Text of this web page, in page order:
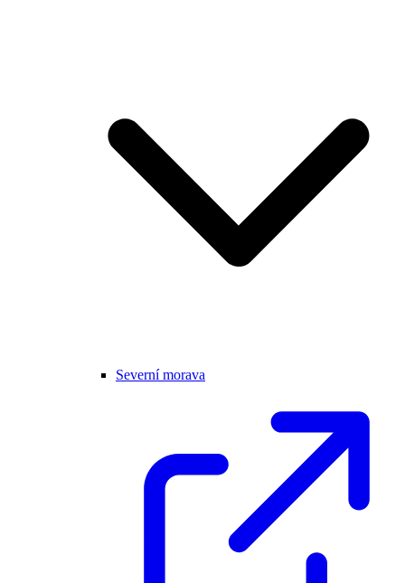
Severní morava